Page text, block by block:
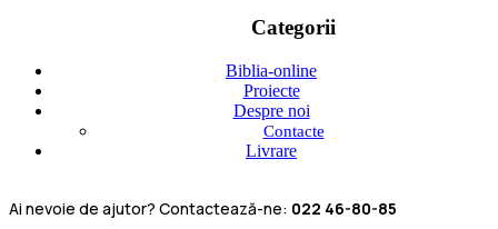
Categorii
Biblia-online
Proiecte
Despre noi
Contacte
Livrare
Ai nevoie de ajutor? Contactează-ne: 022 46-80-85